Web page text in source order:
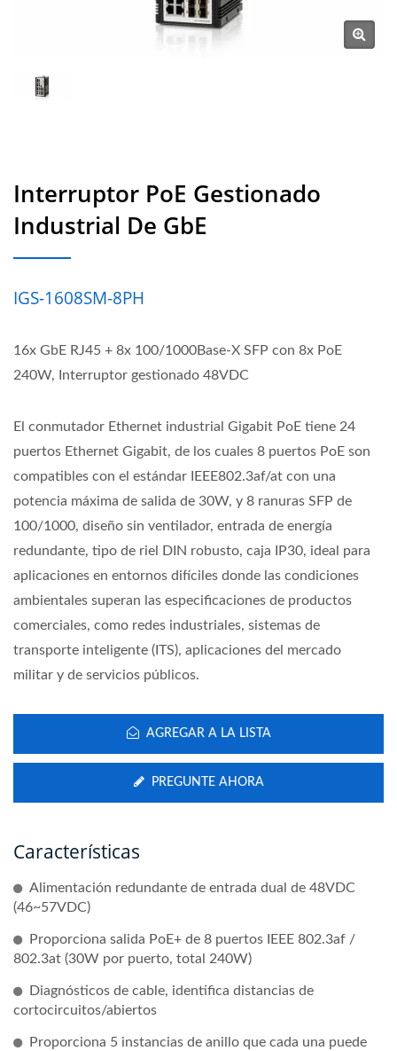
Interruptor PoE Gestionado
Industrial De GbE
IGS-1608SM-8PH
16x GbE RJ45 + 8x 100/1000Base-X SFP con 8x PoE
240W, Interruptor gestionado 48VDC
El conmutador Ethernet industrial Gigabit PoE tiene 24
puertos Ethernet Gigabit, de los cuales 8 puertos PoE son
compatibles con el estándar IEEE802.3af/at con una
potencia máxima de salida de 30W, y 8 ranuras SFP de
100/1000, diseño sin ventilador, entrada de energía
redundante, tipo de riel DIN robusto, caja IP30, ideal para
aplicaciones en entornos difíciles donde las condiciones
ambientales superan las especificaciones de productos
comerciales, como redes industriales, sistemas de
transporte inteligente (ITS), aplicaciones del mercado
militar y de servicios públicos.
AGREGAR A LA LISTA
PREGUNTE AHORA
Características
Alimentación redundante de entrada dual de 48VDC
(46~57VDC)
Proporciona salida PoE+ de 8 puertos IEEE 802.3af /
802.3at (30W por puerto, total 240W)
Diagnósticos de cable, identifica distancias de
cortocircuitos/abiertos
Proporciona 5 instancias de anillo que cada una puede